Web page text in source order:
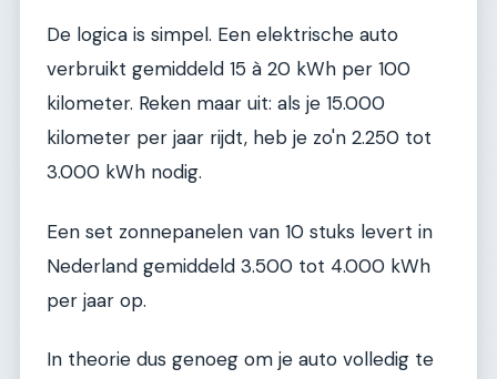
De logica is simpel. Een elektrische auto
verbruikt gemiddeld 15 à 20 kWh per 100
kilometer. Reken maar uit: als je 15.000
kilometer per jaar rijdt, heb je zo'n 2.250 tot
3.000 kWh nodig.
Een set zonnepanelen van 10 stuks levert in
Nederland gemiddeld 3.500 tot 4.000 kWh
per jaar op.
In theorie dus genoeg om je auto volledig te